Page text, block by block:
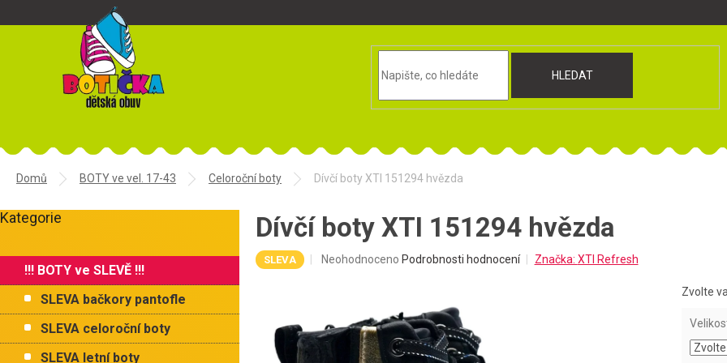
HLEDAT
Domů BOTY ve vel. 17-43 Celoroční boty Dívčí boty XTI 151294 hvězda
o
t
n
í
Přeskočit
Kategorie
!!! BOTY ve SLEVĚ !!!
SLEVA bačkory pantofle
SLEVA celoroční boty
SLEVA letní boty
Dívčí boty XTI 151294 hvězda
SLEVA
Průměrné
z
Neohodnoceno Podrobnosti hodnocení Značka: XTI Refresh
Zvolte